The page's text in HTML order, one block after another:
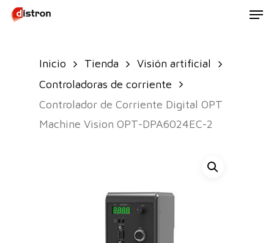
Skip
Inicio Tienda
Visión artificial
Controladoras de corriente
Controlador de Corriente Digital OPT
Machine Vision OPT-DPA6024EC-2